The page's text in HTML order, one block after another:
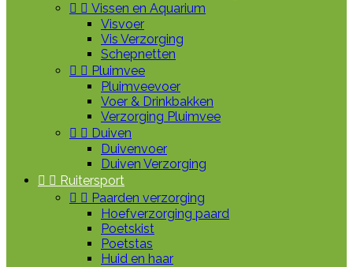
  Vissen en Aquarium
Visvoer
Vis Verzorging
Schepnetten
  Pluimvee
Pluimveevoer
Voer & Drinkbakken
Verzorging Pluimvee
  Duiven
Duivenvoer
Duiven Verzorging
  Ruitersport
  Paarden verzorging
Hoefverzorging paard
Poetskist
Poetstas
Huid en haar